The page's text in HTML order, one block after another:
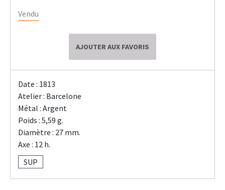
Vendu
AJOUTER AUX FAVORIS
Date : 1813
Atelier : Barcelone
Métal : Argent
Poids : 5,59 g.
Diamètre : 27 mm.
Axe : 12 h.
SUP